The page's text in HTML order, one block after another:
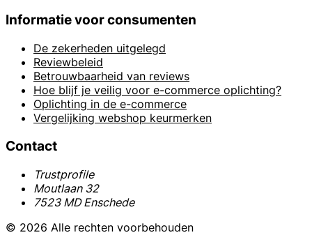
Informatie voor consumenten
De zekerheden uitgelegd
Reviewbeleid
Betrouwbaarheid van reviews
Hoe blijf je veilig voor e-commerce oplichting?
Oplichting in de e-commerce
Vergelijking webshop keurmerken
Contact
Trustprofile
Moutlaan 32
7523 MD Enschede
© 2026 Alle rechten voorbehouden